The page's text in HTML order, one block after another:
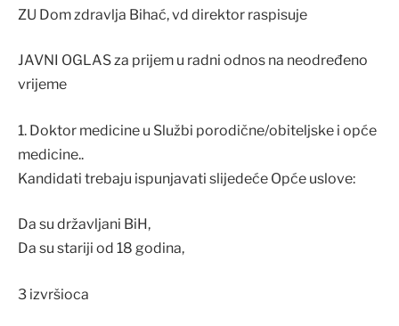
ZU Dom zdravlja Bihać, vd direktor raspisuje
JAVNI OGLAS za prijem u radni odnos na neodređeno
vrijeme
1. Doktor medicine u Službi porodične/obiteljske i opće
medicine..
Kandidati trebaju ispunjavati slijedeće Opće uslove:
Da su državljani BiH,
Da su stariji od 18 godina,
3 izvršioca